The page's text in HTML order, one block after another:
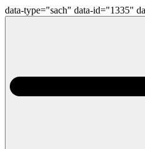
data-type="sach" data-id="1335"